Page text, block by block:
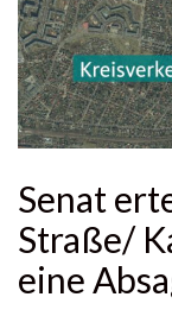
Senat
Straße/
eine